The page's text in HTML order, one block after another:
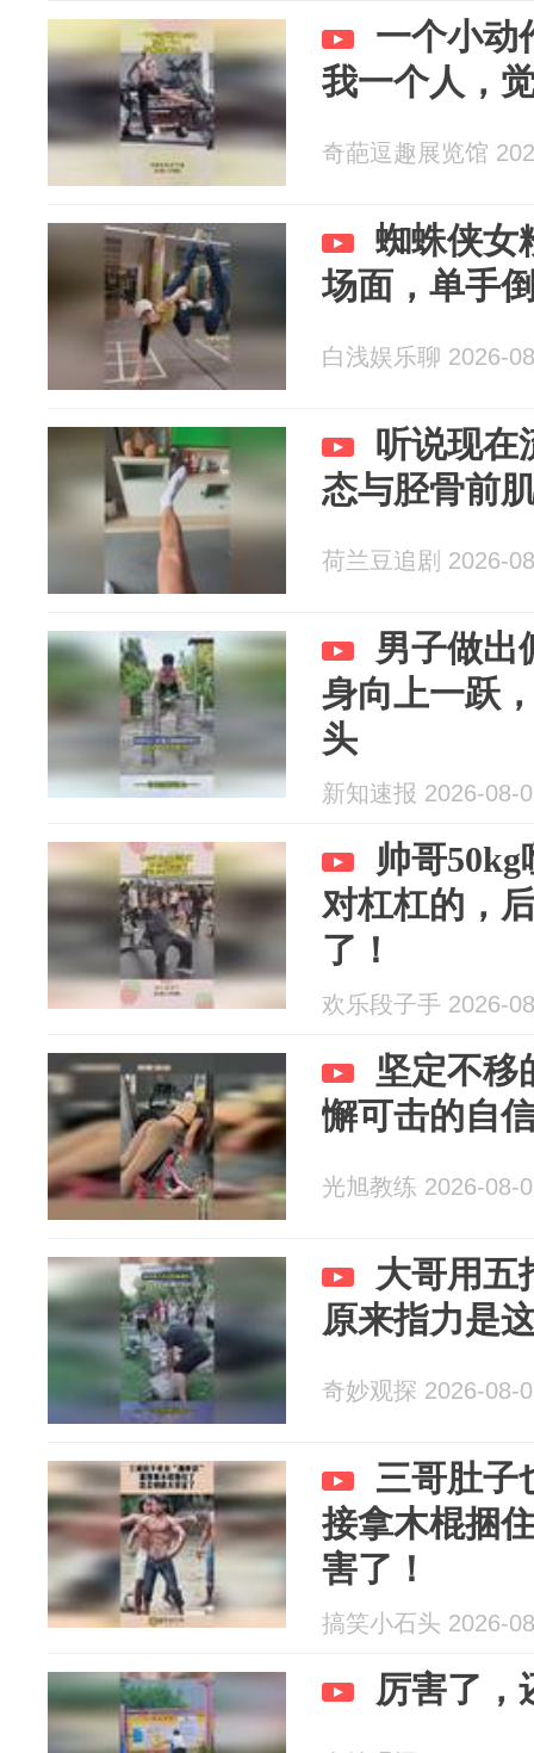
一个小动
我一个人，
奇葩逗趣展览馆
蜘蛛侠女
场面，单手
白浅娱乐聊 2026-
听说现在
态与胫骨前
荷兰豆追剧 2026-
男子做出
身向上一跃
头
新知速报 2026-08-
帅哥
对杠杠的，
了！
欢乐段子手 2026-
坚定不移
懈可击的自
光旭教练 2026-08-
大哥用五
原来指力是
奇妙观探 2026-08-
三哥肚子
接拿木棍捆
害了！
搞笑小石头 2026-
厉害了，